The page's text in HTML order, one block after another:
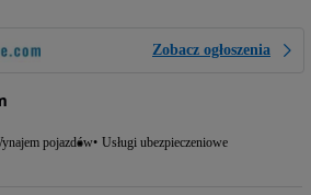
Zobacz ogłoszenia
pojazdów Usługi ubezpieczeniowe